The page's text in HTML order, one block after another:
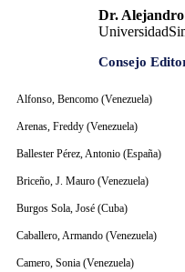
Dr.
Consejo
Alfonso, Bencomo (Venezuela)
Arenas, Freddy (Venezuela)
Ballester Pérez, Antonio (España)
Briceño, J. Mauro (Venezuela)
Burgos Sola, José (Cuba)
Caballero, Armando (Venezuela)
Camero, Sonia (Venezuela)